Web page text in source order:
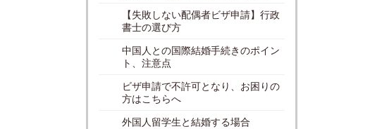
【失敗しない配偶者ビザ申請】行政
書士の選び方
中国人との国際結婚手続きのポイン
ト、注意点
ビザ申請で不許可となり、お困りの
方はこちらへ
外国人留学生と結婚する場合